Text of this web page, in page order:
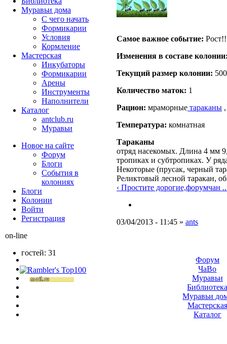
Самое важное событие:
Изменения в составе
Текущий размер кoлонии: 500
Количество маток: 1
Рацион: мраморные тараканы
Температура: комнатная
Тараканы
отряд насекомых. Длина 4 мм
тропиках и субтропиках. У
Некоторые (прусак, черный
Реликтовый лесной таракан,
‹ Простите дорогие,форумчан
03/04/2013 - 11:45 » ants
Муравьи дома
С чего начать
Формикарии
Условия
Кормление
Мастерская
Инкубаторы
Формикарии
Арены
Инструменты
Наполнители
Каталог
antclub.ru
Муравьи
Новое на сайте
Форум
Блоги
События в
колониях
Блоги
Колонии
Войти
Peгиcтpaция
on-line
гостей: 31
Форум
ЧаВо
Муравьи
Муравьи
Мастерская
Каталог